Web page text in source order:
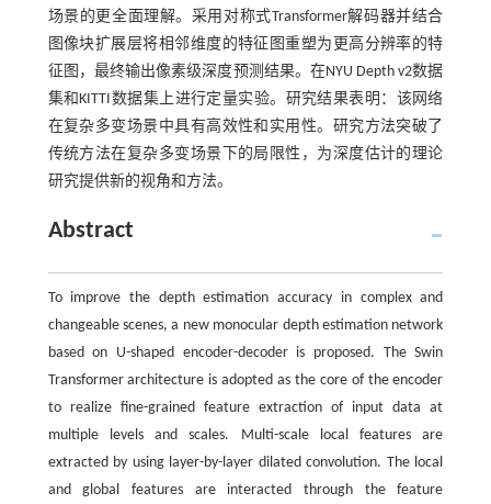
场景的更全面理解。采用对称式Transformer解码器并结合
图像块扩展层将相邻维度的特征图重塑为更高分辨率的特
征图，最终输出像素级深度预测结果。在NYU Depth v2数据
集和KITTI数据集上进行定量实验。研究结果表明：该网络
在复杂多变场景中具有高效性和实用性。研究方法突破了
传统方法在复杂多变场景下的局限性，为深度估计的理论
研究提供新的视角和方法。
Abstract
To improve the depth estimation accuracy in complex and
changeable scenes, a new monocular depth estimation network
based on U-shaped encoder-decoder is proposed. The Swin
Transformer architecture is adopted as the core of the encoder
to realize fine-grained feature extraction of input data at
multiple levels and scales. Multi-scale local features are
extracted by using layer-by-layer dilated convolution. The local
and global features are interacted through the feature